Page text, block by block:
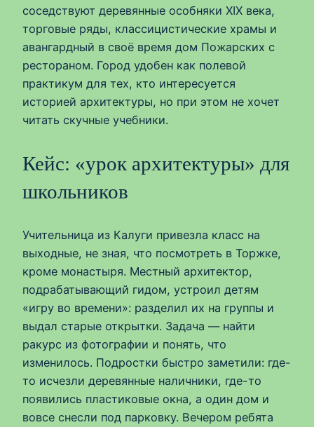
соседствуют деревянные особняки XIX века,
торговые ряды, классицистические храмы и
авангардный в своё время дом Пожарских с
рестораном. Город удобен как полевой
практикум для тех, кто интересуется
историей архитектуры, но при этом не хочет
читать скучные учебники.
Кейс: «урок архитектуры» для
школьников
Учительница из Калуги привезла класс на
выходные, не зная, что посмотреть в Торжке,
кроме монастыря. Местный архитектор,
подрабатывающий гидом, устроил детям
«игру во времени»: разделил их на группы и
выдал старые открытки. Задача — найти
ракурс из фотографии и понять, что
изменилось. Подростки быстро заметили: где-
то исчезли деревянные наличники, где-то
появились пластиковые окна, а один дом и
вовсе снесли под парковку. Вечером ребята